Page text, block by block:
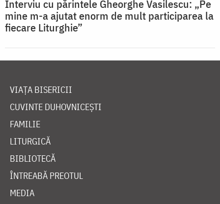
Interviu cu părintele Gheorghe Vasilescu: „Pe
mine m-a ajutat enorm de mult participarea la
fiecare Liturghie”
VIAȚA BISERICII
CUVINTE DUHOVNICEȘTI
FAMILIE
LITURGICĂ
BIBLIOTECĂ
ÎNTREABĂ PREOTUL
MEDIA